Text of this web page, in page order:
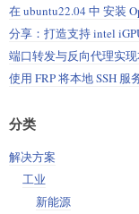
在 ubuntu22.04 中 安装
分享：打造支持 intel
端口转发与反向代理实
使用 FRP 将本地 SSH 服
分类
解决方案
工业
新能源